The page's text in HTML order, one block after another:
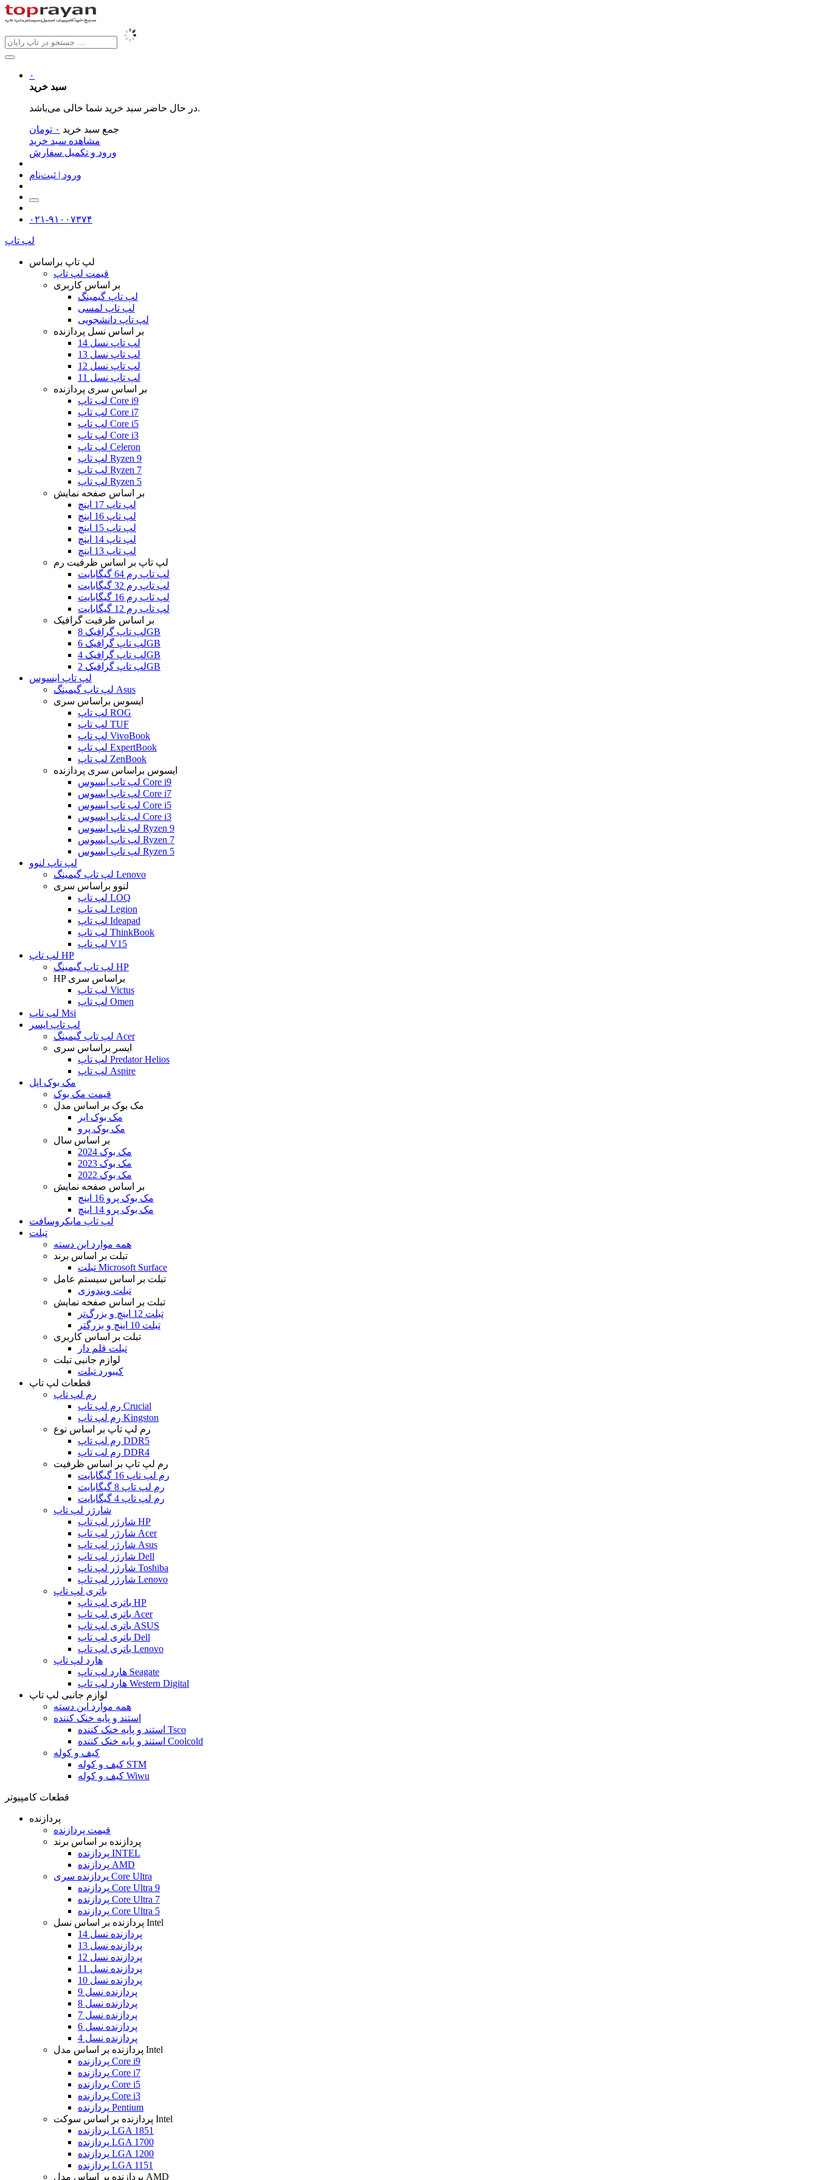
۰
سبد خرید
در حال حاضر سبد خرید شما خالی می‌باشد.
جمع سبد خرید ۰ تومان
مشاهده سبد خرید
ورود و تکمیل سفارش
ورود | ثبت‌نام
۰۲۱-۹۱۰۰۷۳۷۴
لپ تاپ
لپ تاپ براساس
قیمت لپ تاپ
بر اساس کاربری
لپ تاپ گیمینگ
لپ تاپ لمسی
لپ تاپ دانشجویی
بر اساس نسل پردازنده
لپ تاپ نسل 14
لپ تاپ نسل 13
لپ تاپ نسل 12
لپ تاپ نسل 11
بر اساس سری پردازنده
لپ تاپ Core i9
لپ تاپ Core i7
لپ تاپ Core i5
لپ تاپ Core i3
لپ تاپ Celeron
لپ تاپ Ryzen 9
لپ تاپ Ryzen 7
لپ تاپ Ryzen 5
بر اساس صفحه نمایش
لپ تاپ 17 اینچ
لپ تاپ 16 اینچ
لپ تاپ 15 اینچ
لپ تاپ 14 اینچ
لپ تاپ 13 اینچ
لپ تاپ بر اساس ظرفیت رم
لپ تاپ رم 64 گیگابایت
لپ تاپ رم 32 گیگابایت
لپ تاپ رم 16 گیگابایت
لپ تاپ رم 12 گیگابایت
بر اساس ظرفیت گرافیک
لپ تاپ گرافیک 8GB
لپ تاپ گرافیک 6GB
لپ تاپ گرافیک 4GB
لپ تاپ گرافیک 2GB
لپ تاپ ایسوس
لپ تاپ گیمینگ Asus
ایسوس براساس سری
لپ تاپ ROG
لپ تاپ TUF
لپ تاپ VivoBook
لپ تاپ ExpertBook
لپ تاپ ZenBook
ایسوس براساس سری پردازنده
لپ تاپ ایسوس Core i9
لپ تاپ ایسوس Core i7
لپ تاپ ایسوس Core i5
لپ تاپ ایسوس Core i3
لپ تاپ ایسوس Ryzen 9
لپ تاپ ایسوس Ryzen 7
لپ تاپ ایسوس Ryzen 5
لپ تاپ لنوو
لپ تاپ گیمینگ Lenovo
لنوو براساس سری
لپ تاپ LOQ
لپ تاپ Legion
لپ تاپ Ideapad
لپ تاپ ThinkBook
لپ تاپ V15
لپ تاپ HP
لپ تاپ گیمینگ HP
HP براساس سری
لپ تاپ Victus
لپ تاپ Omen
لپ تاپ Msi
لپ تاپ ایسر
لپ تاپ گیمینگ Acer
ایسر براساس سری
لپ تاپ Predator Helios
لپ تاپ Aspire
مک بوک اپل
قیمت مک بوک
مک بوک بر اساس مدل
مک بوک ایر
مک بوک پرو
بر اساس سال
مک بوک 2024
مک بوک 2023
مک بوک 2022
بر اساس صفحه نمایش
مک بوک پرو 16 اینچ
مک بوک پرو 14 اینچ
لپ تاپ مایکروسافت
تبلت
همه موارد این دسته
تبلت بر اساس برند
تبلت Microsoft Surface
تبلت بر اساس سیستم عامل
تبلت ویندوزی
تبلت بر اساس صفحه نمایش
تبلت 12 اینچ و بزرگ‌تر
تبلت 10 اینچ و بزرگتر
تبلت بر اساس کاربری
تبلت قلم دار
لوازم جانبی تبلت
کیبورد تبلت
قطعات لپ تاپ
رم لپ تاپ
رم لپ تاپ Crucial
رم لپ تاپ Kingston
رم لپ تاپ بر اساس نوع
رم لپ تاپ DDR5
رم لپ تاپ DDR4
رم لپ تاپ بر اساس ظرفیت
رم لپ تاپ 16 گیگابایت
رم لپ تاپ 8 گیگابایت
رم لپ تاپ 4 گیگابایت
شارژر لپ تاپ
شارژر لپ تاپ HP
شارژر لپ تاپ Acer
شارژر لپ تاپ Asus
شارژر لپ تاپ Dell
شارژر لپ تاپ Toshiba
شارژر لپ تاپ Lenovo
باتری لپ تاپ
باتری لپ تاپ HP
باتری لپ تاپ Acer
باتری لپ تاپ ASUS
باتری لپ تاپ Dell
باتری لپ تاپ Lenovo
هارد لپ تاپ
هارد لپ تاپ Seagate
هارد لپ تاپ Western Digital
لوازم جانبی لپ تاپ
همه موارد این دسته
استند و پایه خنک کننده
استند و پایه خنک کننده Tsco
استند و پایه خنک کننده Coolcold
کیف و کوله
کیف و کوله STM
کیف و کوله Wiwu
قطعات کامپیوتر
پردازنده
قیمت پردازنده
پردازنده بر اساس برند
پردازنده INTEL
پردازنده AMD
پردازنده سری Core Ultra
پردازنده Core Ultra 9
پردازنده Core Ultra 7
پردازنده Core Ultra 5
پردازنده بر اساس نسل Intel
پردازنده نسل 14
پردازنده نسل 13
پردازنده نسل 12
پردازنده نسل 11
پردازنده نسل 10
پردازنده نسل 9
پردازنده نسل 8
پردازنده نسل 7
پردازنده نسل 6
پردازنده نسل 4
پردازنده بر اساس مدل Intel
پردازنده Core i9
پردازنده Core i7
پردازنده Core i5
پردازنده Core i3
پردازنده Pentium
پردازنده بر اساس سوکت Intel
پردازنده LGA 1851
پردازنده LGA 1700
پردازنده LGA 1200
پردازنده LGA 1151
پردازنده بر اساس مدل AMD